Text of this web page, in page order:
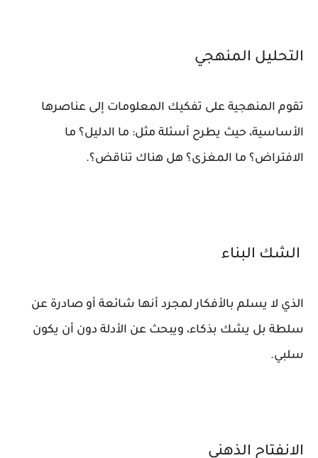
التحليل المنهجي
تقوم المنهجية على تفكيك المعلومات إلى عناصرها
الأساسية، حيث يطرح أسئلة مثل: ما الدليل؟ ما
الافتراض؟ ما المغزى؟ هل هناك تناقض؟.
الشك البناء
الذي لا يسلم بالأفكار لمجرد أنها شائعة أو صادرة عن
سلطة بل يشك بذكاء، ويبحث عن الأدلة دون أن يكون
سلبي.
الانفتاح الذهني